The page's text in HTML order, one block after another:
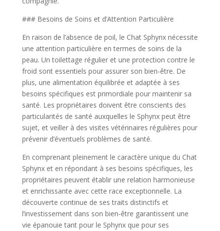
### Besoins de Soins et d’Attention Particulière
En raison de l’absence de poil, le Chat Sphynx nécessite
une attention particulière en termes de soins de la
peau. Un toilettage régulier et une protection contre le
froid sont essentiels pour assurer son bien-être. De
plus, une alimentation équilibrée et adaptée à ses
besoins spécifiques est primordiale pour maintenir sa
santé. Les propriétaires doivent être conscients des
particularités de santé auxquelles le Sphynx peut être
sujet, et veiller à des visites vétérinaires régulières pour
prévenir d’éventuels problèmes de santé.
En comprenant pleinement le caractère unique du Chat
Sphynx et en répondant à ses besoins spécifiques, les
propriétaires peuvent établir une relation harmonieuse
et enrichissante avec cette race exceptionnelle. La
découverte continue de ses traits distinctifs et
l’investissement dans son bien-être garantissent une
vie épanouie tant pour le Sphynx que pour ses